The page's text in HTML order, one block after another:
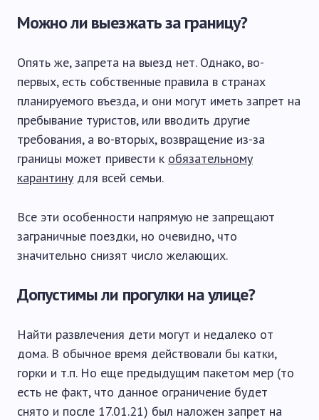
Можно ли выезжать за границу?
Опять же, запрета на выезд нет. Однако, во-
первых, есть собственные правила в странах
планируемого въезда, и они могут иметь запрет на
пребывание туристов, или вводить другие
требования, а во-вторых, возвращение из-за
границы может привести к обязательному
карантину для всей семьи.
Все эти особенности напрямую не запрещают
заграничные поездки, но очевидно, что
значительно снизят число желающих.
Допустимы ли прогулки на улице?
Найти развлечения дети могут и недалеко от
дома. В обычное время действовали бы катки,
горки и т.п. Но еще предыдущим пакетом мер (то
есть не факт, что данное ограничение будет
снято и после 17.01.21) был наложен запрет на